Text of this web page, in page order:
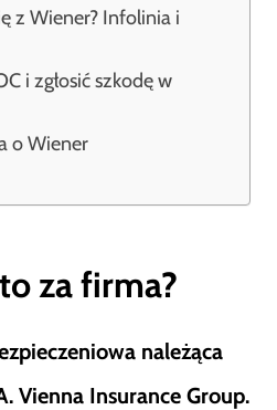
z Wiener? Infolinia i
i zgłosić szkodę w
o Wiener
za firma?
należąca
Vienna Insurance Group.